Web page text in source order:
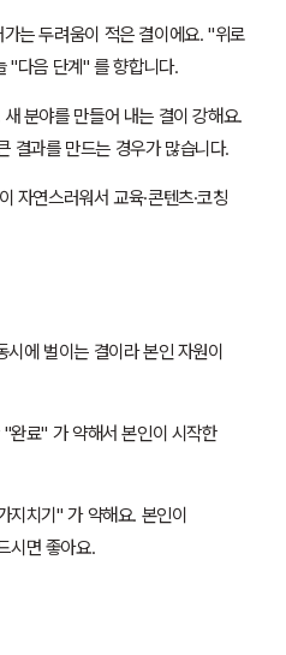
는 두려움이 적은 결이에요. "위로
"다음 단계" 를 향합니다.
분야를 만들어 내는 결이 강해요.
결과를 만드는 경우가 많습니다.
자연스러워서 교육·콘텐츠·코칭
시에 벌이는 결이라 본인 자원이
완료" 가 약해서 본인이 시작한
지치기" 가 약해요. 본인이
시면 좋아요.